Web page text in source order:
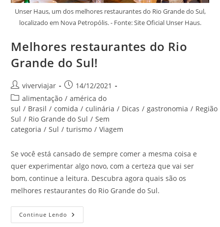
Unser Haus, um dos melhores restaurantes do Rio Grande do Sul,
localizado em Nova Petropólis. - Fonte: Site Oficial Unser Haus.
Melhores restaurantes do Rio
Grande do Sul!
Autor
do
post:
viverviajar
Post
publicado:
14/12/2021
Categoria
do
post:
alimentação / américa do
sul / Brasil / comida / culinária / Dicas / gastronomia / Região
Sul / Rio Grande do Sul / Sem
categoria / Sul / turismo / Viagem
Se você está cansado de sempre comer a mesma coisa e
quer experimentar algo novo, com a certeza que vai ser
bom, continue a leitura. Descubra agora quais são os
melhores restaurantes do Rio Grande do Sul.
Continue Lendo Melhores
Restaurantes